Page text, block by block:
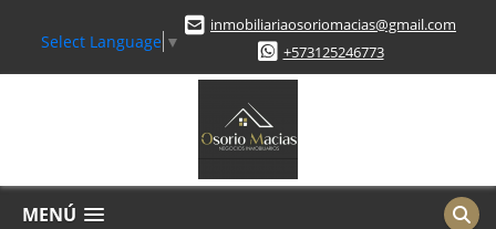
Select Language ▼
inmobiliariaosoriomacias@gmail.com
+573125246773
MENÚ